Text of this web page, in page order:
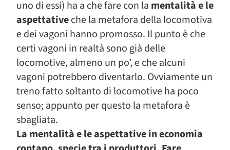
uno di essi) ha a che fare con la mentalità e le
aspettativeche la metafora della locomotiva
e dei vagoni hanno promosso. Il punto è che
certi vagoni in realtà sono già delle
locomotive, almeno un po’, e che alcuni
vagoni potrebbero diventarlo. Ovviamente un
treno fatto soltanto di locomotive ha poco
senso; appunto per questo la metafora è
sbagliata.
La mentalità e le aspettative in economia